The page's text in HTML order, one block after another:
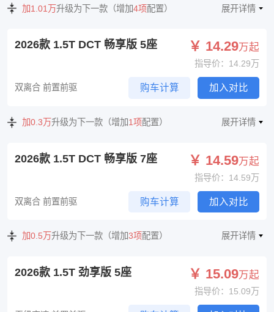
加1.01万升级为下一款（增加4项配置） 展开详情
2026款 1.5T DCT 畅享版 5座 ￥ 14.29万起
指导价：14.29万
双离合 前置前驱 购车计算 加入对比
加0.3万升级为下一款（增加1项配置） 展开详情
2026款 1.5T DCT 畅享版 7座 ￥ 14.59万起
指导价：14.59万
双离合 前置前驱 购车计算 加入对比
加0.5万升级为下一款（增加3项配置） 展开详情
2026款 1.5T 劲享版 5座 ￥ 15.09万起
指导价：15.09万